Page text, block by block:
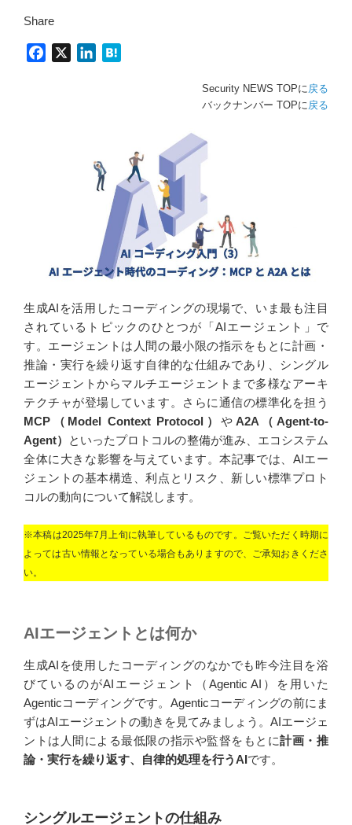
Share
I
n
Security NEWS TOPに 戻る
バックナンバー TOPに 戻る
生成AIを活用したコーディングの現場で、いま最も注目
されているトピックのひとつが「AIエージェント」で
す。エージェントは人間の最小限の指示をもとに計画・
推論・実行を繰り返す自律的な仕組みであり、シングル
エージェントからマルチエージェントまで多様なアーキ
テクチャが登場しています。さらに通信の標準化を担う
MCP（Model Context Protocol）や A2A（Agent-to-
Agent）
といったプロトコルの整備が進み、エコシステム
全体に大きな影響を与えています。本記事では、AIエー
ジェントの基本構造、利点とリスク、新しい標準プロト
コルの動向について解説します。
※本稿は2025年7月上旬に執筆しているものです。ご覧いただく時期に
よっては古い情報となっている場合もありますので、ご承知おきくださ
い。
AIエージェントとは何か
生成AIを使用したコーディングのなかでも昨今注目を浴
びているのがAIエージェント（Agentic AI）を用いた
Agenticコーディングです。Agenticコーディングの前にま
ずはAIエージェントの動きを見てみましょう。AIエージェ
ントは人間による最低限の指示や監督をもとに計画・推
論・実行を繰り返す、自律的処理を行うAIです。
シングルエージェントの仕組み